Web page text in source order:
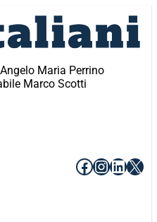
Maria Perrino
Marco Scotti
Facebook
X